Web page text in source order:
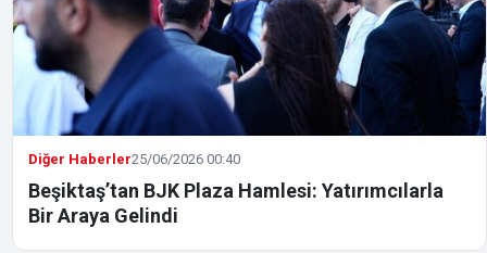
Diğer Haberler25/06/2026 00:40
Beşiktaş’tan BJK Plaza Hamlesi: Yatırımcılarla
Bir Araya Gelindi